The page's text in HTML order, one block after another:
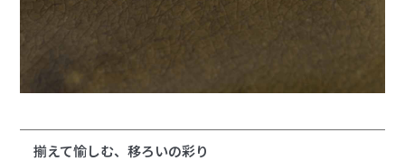
揃えて愉しむ、移ろいの彩り